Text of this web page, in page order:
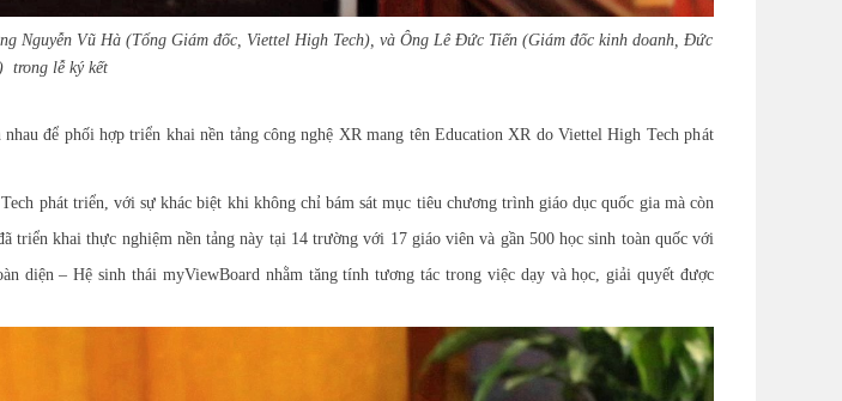
Nguyễn Vũ Hà (Tổng Giám đốc, Viettel High Tech), và Ông Lê Đức Tiến (Giám đốc kinh doanh, Đức
trong lễ ký kết
để phối hợp triển khai nền tảng công nghệ XR mang tên Education XR do Viettel High Techphát
phát triển, với sự khác biệt khi không chỉ bám sát mục tiêu chương trình giáo dục quốc gia mà còn
khai thực nghiệm nền tảng này tại 14 trường với 17 giáo viên và gần 500 học sinh toàn quốc với
diện – Hệ sinh thái myViewBoard nhằm tăng tính tương tác trong việc dạy và học, giải quyết được